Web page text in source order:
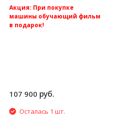
Акция: При покупке
машины обучающий фильм
в подарок!
107 900 руб.
Осталась 1 шт.